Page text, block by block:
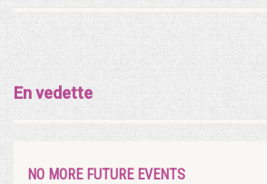
En vedette
NO MORE FUTURE EVENTS